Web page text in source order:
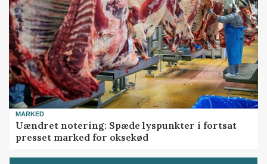
MARKED
Uændret notering: Spæde lyspunkter i fortsat
presset marked for oksekød